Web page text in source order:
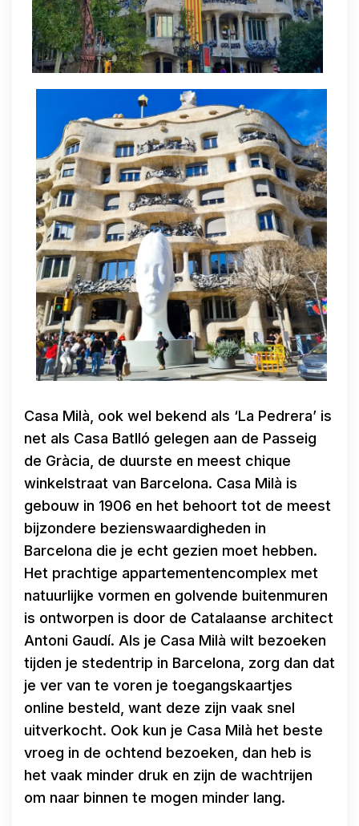
Casa Milà, ook wel bekend als ‘La Pedrera’ is
net als Casa Batlló gelegen aan de Passeig
de Gràcia, de duurste en meest chique
winkelstraat van Barcelona. Casa Milà is
gebouw in 1906 en het behoort tot de meest
bijzondere bezienswaardigheden in
Barcelona die je echt gezien moet hebben.
Het prachtige appartementencomplex met
natuurlijke vormen en golvende buitenmuren
is ontworpen is door de Catalaanse architect
Antoni Gaudí. Als je Casa Milà wilt bezoeken
tijden je stedentrip in Barcelona, zorg dan dat
je ver van te voren je toegangskaartjes
online besteld, want deze zijn vaak snel
uitverkocht. Ook kun je Casa Milà het beste
vroeg in de ochtend bezoeken, dan heb is
het vaak minder druk en zijn de wachtrijen
om naar binnen te mogen minder lang.